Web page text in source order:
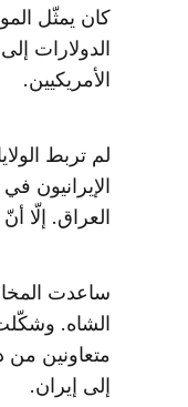
كان يمثّل
الدولارات
الأمريكيين.
لم تربط
الإيرانيون
العراق. إلّا
ساعدت
الشاه.
متعاونين
إلى إيران.